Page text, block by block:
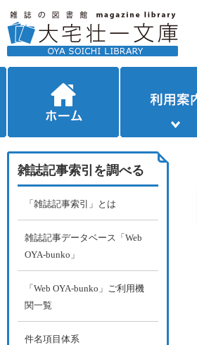
雑誌記事索引を調べる
「雑誌記事索引」とは
雑誌記事データベース「Web
OYA-bunko」
「Web OYA-bunko」ご利用機
関一覧
件名項目体系